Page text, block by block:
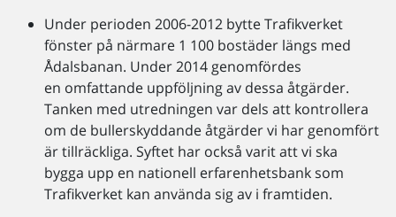
Under perioden 2006-2012 bytte Trafikverket
fönster på närmare 1 100 bostäder längs med
Ådalsbanan. Under 2014 genomfördes
en omfattande uppföljning av dessa åtgärder.
Tanken med utredningen var dels att kontrollera
om de bullerskyddande åtgärder vi har genomfört
är tillräckliga. Syftet har också varit att vi ska
bygga upp en nationell erfarenhetsbank som
Trafikverket kan använda sig av i framtiden.